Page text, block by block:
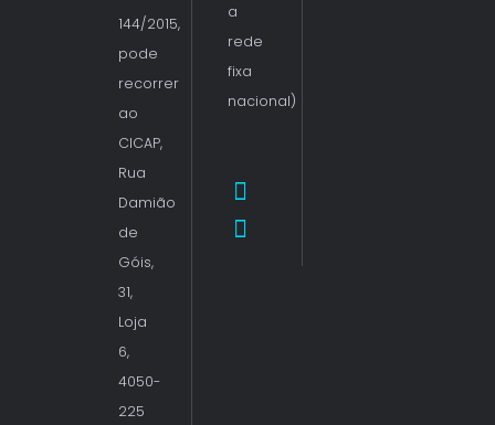
144/2015,
pode
recorrer
ao
CICAP,
Rua
Damião
de
Góis,
31,
Loja
6,
4050-
225
a
rede
fixa
nacional)